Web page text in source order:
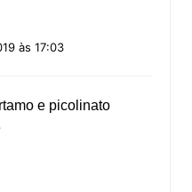
às 17:03
e picolinato